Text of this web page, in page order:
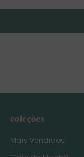
coleções
Mais Vendidos